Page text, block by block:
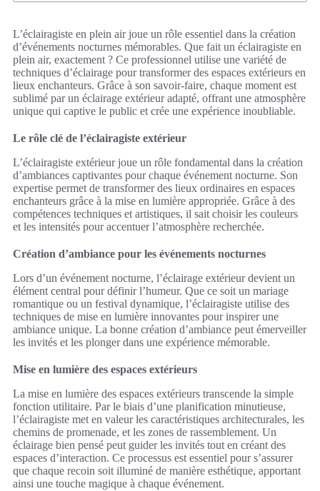
L’éclairagiste en plein air joue un rôle essentiel dans la création
d’événements nocturnes mémorables. Que fait un éclairagiste en
plein air, exactement ? Ce professionnel utilise une variété de
techniques d’éclairage pour transformer des espaces extérieurs en
lieux enchanteurs. Grâce à son savoir-faire, chaque moment est
sublimé par un éclairage extérieur adapté, offrant une atmosphère
unique qui captive le public et crée une expérience inoubliable.
Le rôle clé de l’éclairagiste extérieur
L’éclairagiste extérieur joue un rôle fondamental dans la création
d’ambiances captivantes pour chaque événement nocturne. Son
expertise permet de transformer des lieux ordinaires en espaces
enchanteurs grâce à la mise en lumière appropriée. Grâce à des
compétences techniques et artistiques, il sait choisir les couleurs
et les intensités pour accentuer l’atmosphère recherchée.
Création d’ambiance pour les événements nocturnes
Lors d’un événement nocturne, l’éclairage extérieur devient un
élément central pour définir l’humeur. Que ce soit un mariage
romantique ou un festival dynamique, l’éclairagiste utilise des
techniques de mise en lumière innovantes pour inspirer une
ambiance unique. La bonne création d’ambiance peut émerveiller
les invités et les plonger dans une expérience mémorable.
Mise en lumière des espaces extérieurs
La mise en lumière des espaces extérieurs transcende la simple
fonction utilitaire. Par le biais d’une planification minutieuse,
l’éclairagiste met en valeur les caractéristiques architecturales, les
chemins de promenade, et les zones de rassemblement. Un
éclairage bien pensé peut guider les invités tout en créant des
espaces d’interaction. Ce processus est essentiel pour s’assurer
que chaque recoin soit illuminé de manière esthétique, apportant
ainsi une touche magique à chaque événement.